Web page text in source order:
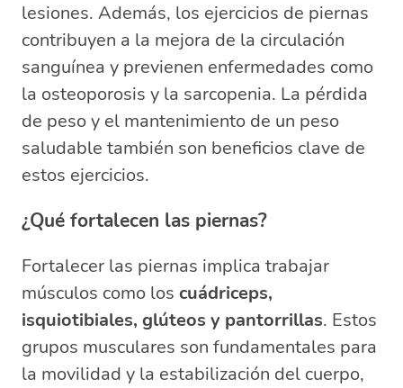
lesiones. Además, los ejercicios de piernas
contribuyen a la mejora de la circulación
sanguínea y previenen enfermedades como
la osteoporosis y la sarcopenia. La pérdida
de peso y el mantenimiento de un peso
saludable también son beneficios clave de
estos ejercicios.
¿Qué fortalecen las piernas?
Fortalecer las piernas implica trabajar
músculos como los cuádriceps,
isquiotibiales, glúteos y pantorrillas. Estos
grupos musculares son fundamentales para
la movilidad y la estabilización del cuerpo,